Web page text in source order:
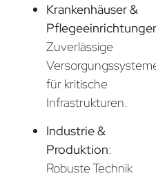
Krankenhäuser &
Zuverlässige
für kritische
Infrastrukturen.
Industrie &
Produktion:
Robuste Technik